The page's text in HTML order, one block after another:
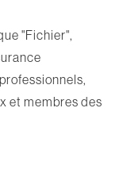
"Fichier",
et membres des